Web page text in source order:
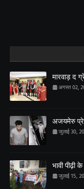
मारवाड़ द
अगस्त 02,
अजयमेरु
जुलाई 30,
भावी पीढ़ी
जुलाई 15,